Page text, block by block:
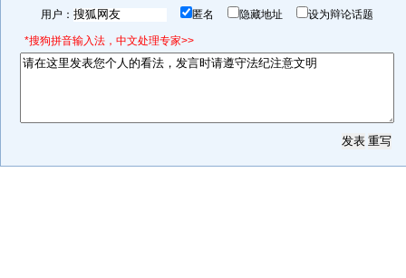
用户： 匿名 隐藏地址 设为辩论话题
*搜狗拼音输入法，中文处理专家>>